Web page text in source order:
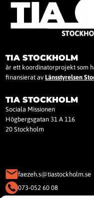
TIA STOCKHOLM
är ett koordinatorprojekt som
finansierat avLänsstyrelsen
TIA STOCKHOLM
Sociala Missionen
Högbergsgatan 31 A 116
20 Stockholm
faezeh.s@tiastockholm.se
073-052 60 08